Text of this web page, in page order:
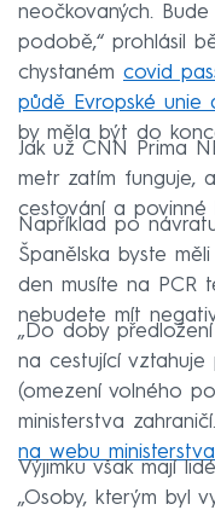
neočkovaných.
podobě,“ prohlásil
chystaném covid
půdě Evropské unie
by měla být do
Jak už CNN Prima
metr zatím funguje,
cestování a povinné
Například po
Španělska byste
den musíte na PCR
nebudete mít
„Do doby
na cestující vztahuje
(omezení volného
ministerstva zahraničí.
na webu
Výjimku však mají
„Osoby, kterým byl